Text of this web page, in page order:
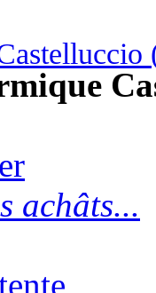
achâts...